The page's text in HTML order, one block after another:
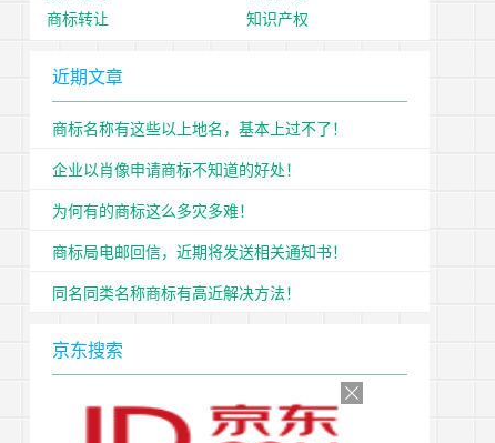
商标转让
知识产权
近期文章
商标名称有这些以上地名，基本上过不了！
企业以肖像申请商标不知道的好处！
为何有的商标这么多灾多难！
商标局电邮回信，近期将发送相关通知书！
同名同类名称商标有高近解决方法！
京东搜索